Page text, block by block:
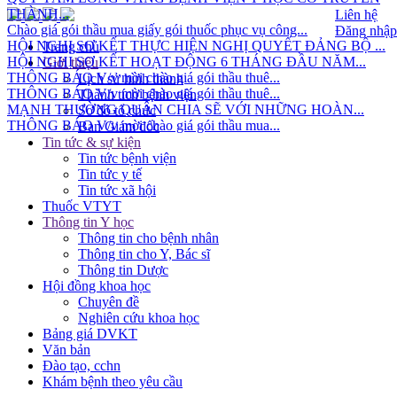
Liên hệ
Đăng nhập
Trang chủ
Giới thiệu
Lịch sử hình thành
Thành tích bệnh viện
Sơ đồ tổ chức
Ban Giám đốc
Tin tức & sự kiện
Tin tức bệnh viện
Tin tức y tế
Tin tức xã hội
Thuốc VTYT
Thông tin Y học
Thông tin cho bệnh nhân
Thông tin cho Y, Bác sĩ
Thông tin Dược
Hội đồng khoa học
Chuyên đề
Nghiên cứu khoa học
Bảng giá DVKT
Văn bản
Đào tạo, cchn
Khám bệnh theo yêu cầu
THÀNH...
Chào giá gói thầu mua giấy gói thuốc phục vụ công...
HỘI NGHỊ SƠ KẾT THỰC HIỆN NGHỊ QUYẾT ĐẢNG BỘ ...
HỘI NGHỊ SƠ KẾT HOẠT ĐỘNG 6 THÁNG ĐẦU NĂM...
THÔNG BÁO V/v mời chào giá gói thầu thuê...
THÔNG BÁO V/v mời chào giá gói thầu thuê...
MẠNH THƯỜNG QUÂN CHIA SẼ VỚI NHỮNG HOÀN...
THÔNG BÁO V/v mời chào giá gói thầu mua...